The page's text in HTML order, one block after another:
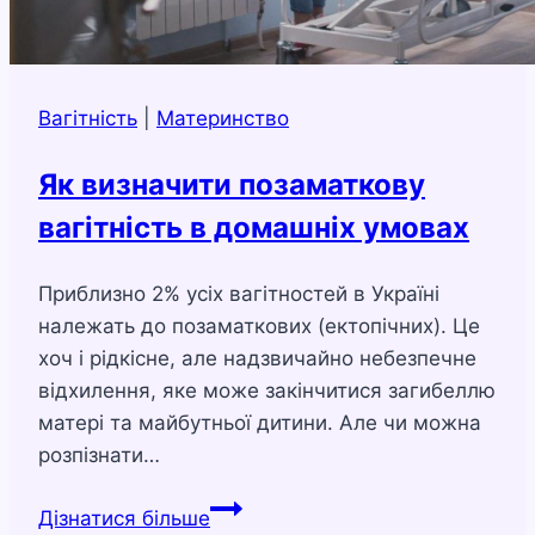
Вагітність Материнство
Як визначити позаматкову
вагітність в домашніх умовах
Приблизно 2% усіх вагітностей в Україні
належать до позаматкових (ектопічних). Це
хоч і рідкісне, але надзвичайно небезпечне
відхилення, яке може закінчитися загибеллю
матері та майбутньої дитини. Але чи можна
розпізнати…
Дізнатися більшеЯк